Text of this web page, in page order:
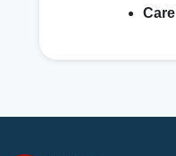
Care